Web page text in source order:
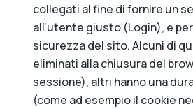
collegati al fine di fornire un
all’utente giusto (Login), e
sicurezza del sito. Alcuni di
eliminati alla chiusura del
sessione), altri hanno una
(come ad esempio il cookie